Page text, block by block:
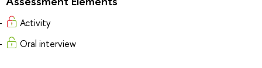
Activity
Oral interview